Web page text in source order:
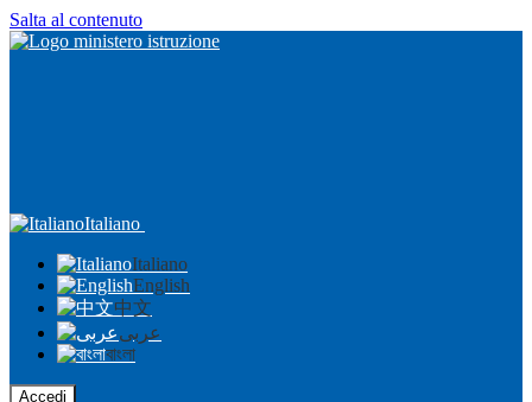
Salta al contenuto
Italiano
Italiano
English
中文
عربى
বাংলা
Accedi